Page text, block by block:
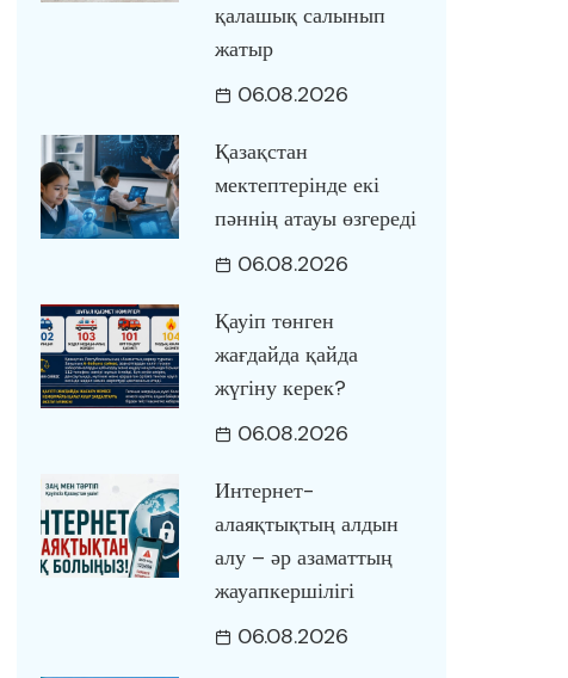
қалашық салынып
жатыр
06.08.2026
Қазақстан
мектептерінде екі
пәннің атауы өзгереді
06.08.2026
Қауіп төнген
жағдайда қайда
жүгіну керек?
06.08.2026
Интернет-
алаяқтықтың алдын
алу – әр азаматтың
жауапкершілігі
06.08.2026